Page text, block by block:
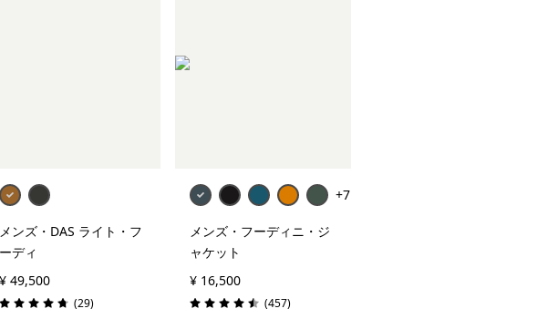
メンズ・DAS ライト・フ
ーディ
¥ 49,500
評価: 4.7 / 5 (29レビュー
)
+7
メンズ・フーディニ・ジ
ャケット
¥ 16,500
評価: 4.5 / 5 (457レビュー
)